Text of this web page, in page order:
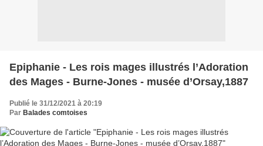
Epiphanie - Les rois mages illustrés l’Adoration
des Mages - Burne-Jones - musée d’Orsay,1887
Publié le 31/12/2021 à 20:19
Par Balades comtoises